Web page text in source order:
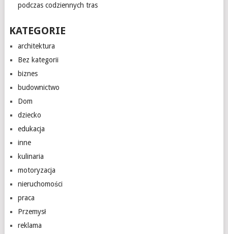
podczas codziennych tras
KATEGORIE
architektura
Bez kategorii
biznes
budownictwo
Dom
dziecko
edukacja
inne
kulinaria
motoryzacja
nieruchomości
praca
Przemysł
reklama